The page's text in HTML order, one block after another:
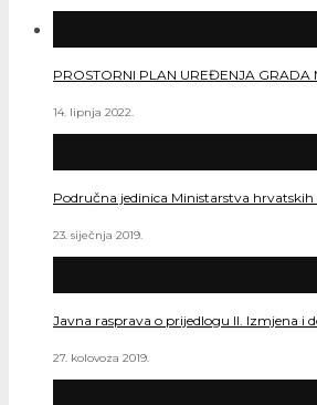
PROSTORNI PLAN UREĐENJA GRADA
14. lipnja 2022.
Područna jedinica Ministarstva
23. siječnja 2019.
Javna rasprava o prijedlogu II. Izmjena i
27. kolovoza 2019.